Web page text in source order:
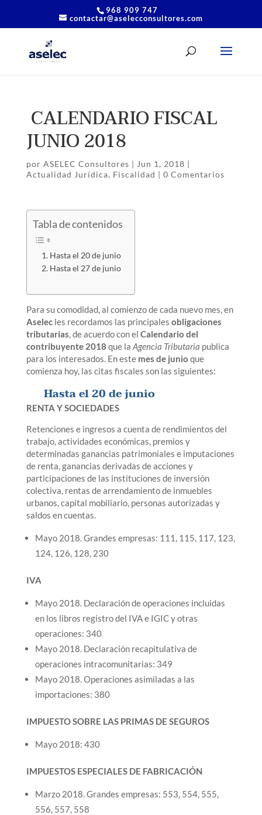
968 909 747
contactar@aselecconsultores.com
CALENDARIO FISCAL
JUNIO 2018
por ASELEC Consultores | Jun 1, 2018 |
Actualidad Jurídica, Fiscalidad | 0 Comentarios
Tabla de contenidos
Hasta el 20 de junio
Hasta el 27 de junio
Para su comodidad, al comienzo de cada nuevo mes, en
Aselecles recordamos las principales obligaciones
tributarias, de acuerdo con el Calendario del
contribuyente2018 que la Agencia Tributaria publica
para los interesados. En este mes de junio que
comienza hoy, las citas fiscales son las siguientes:
Hasta el 20 de junio
RENTA Y SOCIEDADES
Retenciones e ingresos a cuenta de rendimientos del
trabajo, actividades económicas, premios y
determinadas ganancias patrimoniales e imputaciones
de renta, ganancias derivadas de acciones y
participaciones de las instituciones de inversión
colectiva, rentas de arrendamiento de inmuebles
urbanos, capital mobiliario, personas autorizadas y
saldos en cuentas.
Mayo 2018. Grandes empresas: 111, 115, 117, 123,
124, 126, 128, 230
IVA
Mayo 2018. Declaración de operaciones incluidas
en los libros registro del IVA e IGIC y otras
operaciones: 340
Mayo 2018. Declaración recapitulativa de
operaciones intracomunitarias: 349
Mayo 2018. Operaciones asimiladas a las
importaciones: 380
IMPUESTO SOBRE LAS PRIMAS DE SEGUROS
Mayo 2018: 430
IMPUESTOS ESPECIALES DE FABRICACIÓN
Marzo 2018. Grandes empresas: 553, 554, 555,
556, 557, 558